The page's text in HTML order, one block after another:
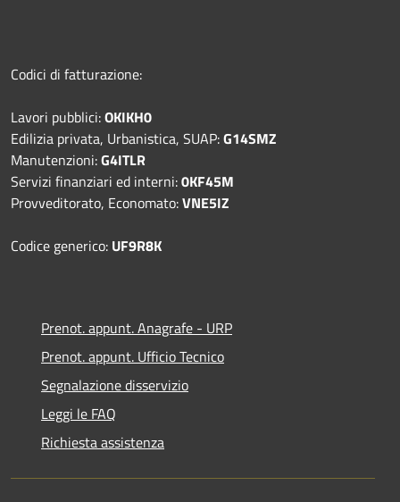
Codici di fatturazione:
Lavori pubblici:OKIKH0
Edilizia privata, Urbanistica, SUAP:G14SMZ
Manutenzioni:G4ITLR
Servizi finanziari ed interni:0KF45M
Provveditorato, Economato:VNE5IZ
Codice generico: UF9R8K
Prenot. appunt. Anagrafe - URP
Prenot. appunt. Ufficio Tecnico
Segnalazione disservizio
Leggi le FAQ
Richiesta assistenza